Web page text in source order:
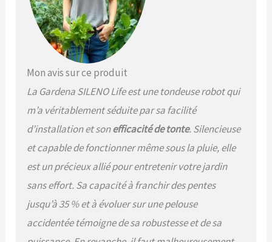
fonctionnement silencieux,
pour vous et pour vos
voisins. Avec technologie
de batterie lithium-ions
vie La livraison comprend :
câble périphérique de 200
m, 300 cavaliers, 4
de câble
Mon avis sur ce produit
La Gardena SILENO Life est une tondeuse robot qui
m’a véritablement séduite par sa facilité
d’installation et sonefficacité de tonte. Silencieuse
et capable de fonctionner même sous la pluie, elle
est un précieux allié pour entretenir votre jardin
sans effort. Sa capacité à franchir des pentes
jusqu’à 35 % et à évoluer sur une pelouse
accidentée témoigne de sa robustesse et de sa